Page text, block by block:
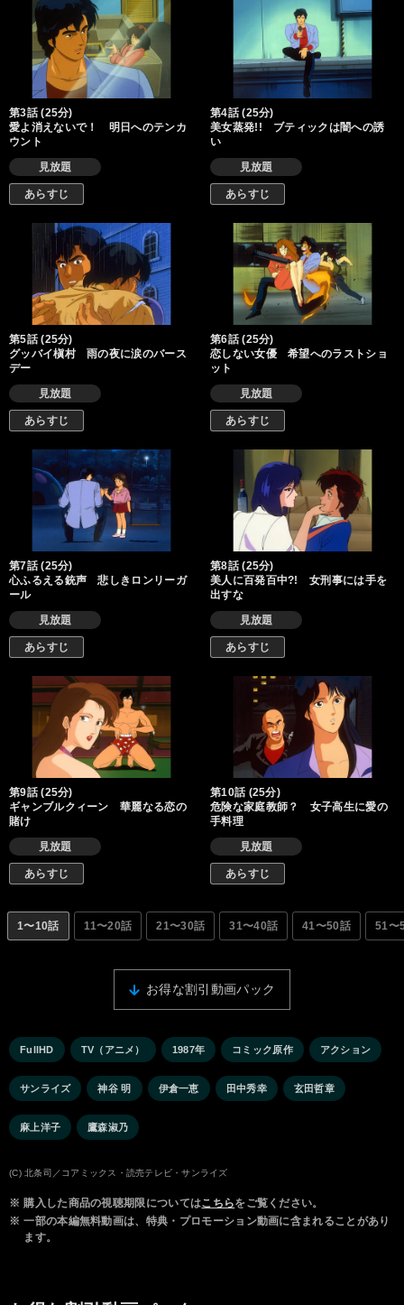
第3話 (25分)
愛よ消えないで！ 明日へのテンカ
ウント
見放題
あらすじ
第4話 (25分)
美女蒸発!! ブティックは闇への誘
い
見放題
あらすじ
第5話 (25分)
グッバイ槇村 雨の夜に涙のバース
デー
見放題
あらすじ
第6話 (25分)
恋しない女優 希望へのラストショ
ット
見放題
あらすじ
第7話 (25分)
心ふるえる銃声 悲しきロンリーガ
ール
見放題
あらすじ
第8話 (25分)
美人に百発百中?! 女刑事には手を
出すな
見放題
あらすじ
第9話 (25分)
ギャンブルクィーン 華麗なる恋の
賭け
見放題
あらすじ
第10話 (25分)
危険な家庭教師？ 女子高生に愛の
手料理
見放題
あらすじ
1〜10話 11〜20話 21〜30話 31〜40話 41〜50話 51〜
お得な割引動画パック
FullHD TV（アニメ） 1987年 コミック原作 アクション
サンライズ 神谷 明 伊倉一恵 田中秀幸 玄田哲章
麻上洋子 鷹森淑乃
(C) 北条司／コアミックス・読売テレビ・サンライズ
※ 購入した商品の視聴期限についてはこちらをご覧ください。
※ 一部の本編無料動画は、特典・プロモーション動画に含まれることがあり
ます。